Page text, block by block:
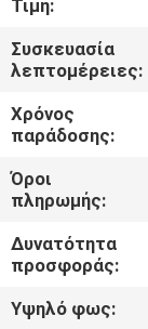
ΜΑΣ
ΕΛΆΤΕ
ΕΠΑΦΉ
ΜΕ
ΖΗΤΉΣΤΕ
ΈΝΑ
Τιμή:
Συσκευασία
λεπτομέρειες:
Χρόνος
παράδοσης:
Όροι
πληρωμής:
Δυνατότητα
προσφοράς:
Υψηλό φως: